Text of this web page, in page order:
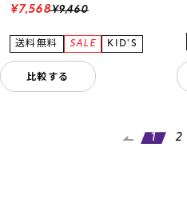
¥9,460
¥7,568
比較する
1 2